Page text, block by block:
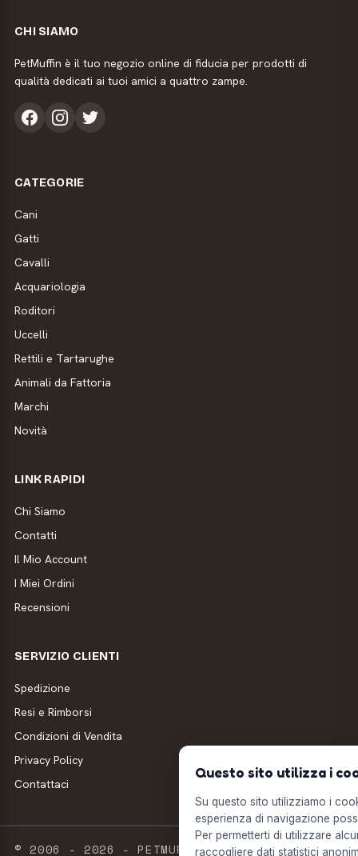
CHI SIAMO
PetMuffin è il tuo negozio online di fiducia per prodotti di
qualità dedicati ai tuoi amici a quattro zampe.
CATEGORIE
Cani
Gatti
Cavalli
Acquariologia
Roditori
Uccelli
Rettili e Tartarughe
Animali da Fattoria
Marchi
Novità
LINK RAPIDI
Chi Siamo
Contatti
Il Mio Account
I Miei Ordini
Recensioni
SERVIZIO CLIENTI
Spedizione
Resi e Rimborsi
Condizioni di Vendita
Privacy Policy
Contattaci
© 2006 - 2026 - PETMUFFIN - MILLSTORE SRL
Questo sito utilizza i
Su questo sito utilizziamo i
esperienza di navigazione
Per permetterti di utilizzare
raccogliere dati statistici